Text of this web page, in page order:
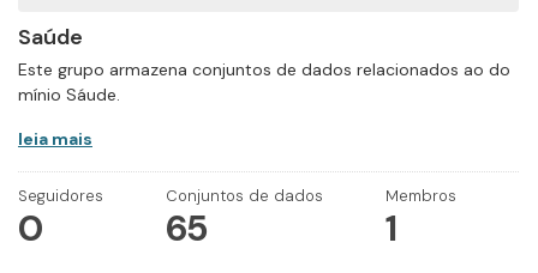
Saúde
Este grupo armazena conjuntos de dados relacionados ao do
mínio Sáude.
leia mais
Seguidores
0
Conjuntos de dados
65
Membros
1